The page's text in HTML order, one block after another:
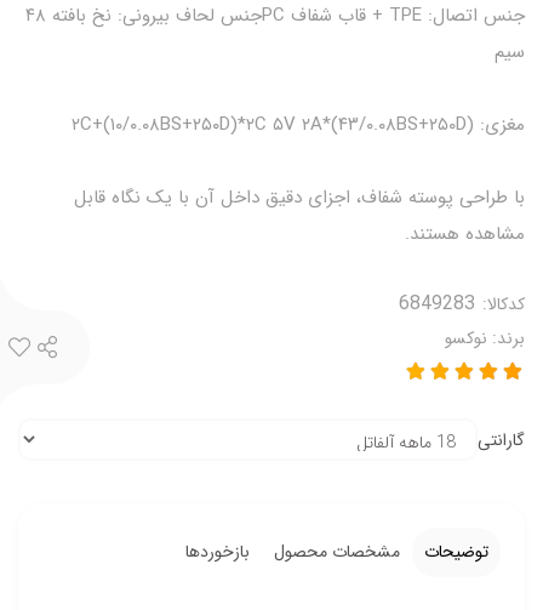
جنس اتصال: TPE + قاب شفاف PCجنس لحاف بیرونی: نخ بافته ۴۸
سیم
مغزی: (۴۳/۰.۰۸BS+۲۵۰D)*۲C+(۱۰/۰.۰۸BS+۲۵۰D)*۲C ۵V ۲A
با طراحی پوسته شفاف، اجزای دقیق داخل آن با یک نگاه قابل
مشاهده هستند.
کدکالا:
برند: نوکسو
گارانتی
توضیحات مشخصات محصول بازخوردها